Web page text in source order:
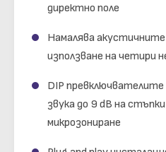
директно поле
Намалява
използване на четири
DIP
звука до 9 dB на
микрозониране